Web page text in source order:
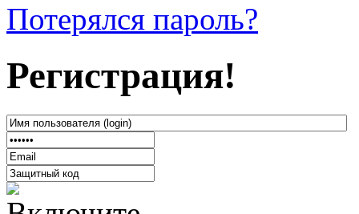
Потерялся пароль?
Регистрация!